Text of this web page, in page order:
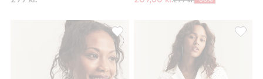
Bikinitopp Newbie Woman, Lägg till i